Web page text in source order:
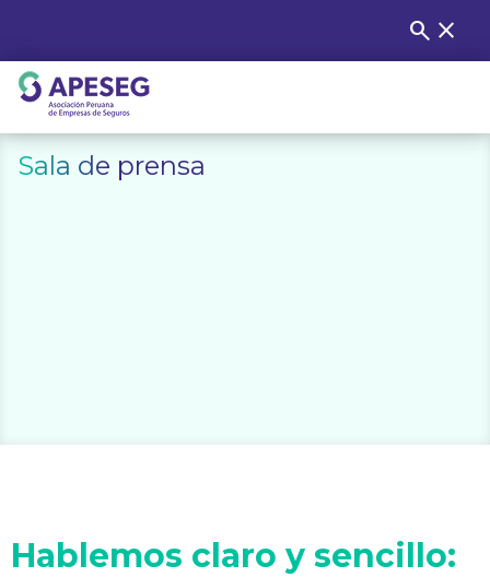
content
Buscar:
search close
APESEG
Sala de prensa
Hablemos claro y sencillo: